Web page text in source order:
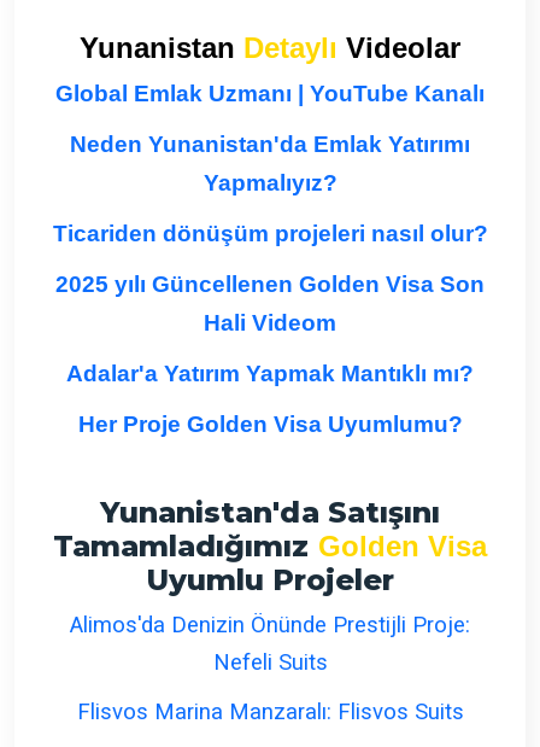
Yunanistan DetaylıVideolar
Global Emlak Uzmanı | YouTube Kanalı
Neden Yunanistan'da Emlak Yatırımı
Yapmalıyız?
Ticariden dönüşüm projeleri nasıl olur?
2025 yılı Güncellenen Golden Visa Son
Hali Videom
Adalar'a Yatırım Yapmak Mantıklı mı?
Her Proje Golden Visa Uyumlumu?
Yunanistan'da Satışını
Tamamladığımız Golden Visa
Uyumlu Projeler
Alimos'da Denizin Önünde Prestijli Proje:
Nefeli Suits
Flisvos Marina Manzaralı: Flisvos Suits